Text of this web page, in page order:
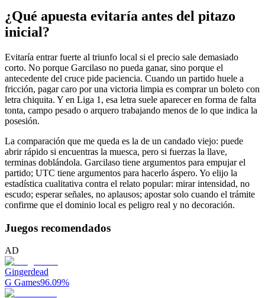
¿Qué apuesta evitaría antes del pitazo
inicial?
Evitaría entrar fuerte al triunfo local si el precio sale demasiado
corto. No porque Garcilaso no pueda ganar, sino porque el
antecedente del cruce pide paciencia. Cuando un partido huele a
fricción, pagar caro por una victoria limpia es comprar un boleto con
letra chiquita. Y en Liga 1, esa letra suele aparecer en forma de falta
tonta, campo pesado o arquero trabajando menos de lo que indica la
posesión.
La comparación que me queda es la de un candado viejo: puede
abrir rápido si encuentras la muesca, pero si fuerzas la llave,
terminas doblándola. Garcilaso tiene argumentos para empujar el
partido; UTC tiene argumentos para hacerlo áspero. Yo elijo la
estadística cualitativa contra el relato popular: mirar intensidad, no
escudo; esperar señales, no aplausos; apostar solo cuando el trámite
confirme que el dominio local es peligro real y no decoración.
Juegos recomendados
AD
Gingerdead
G Games96.09%